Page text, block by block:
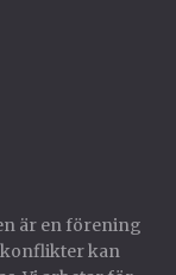
är en förening
konflikter kan